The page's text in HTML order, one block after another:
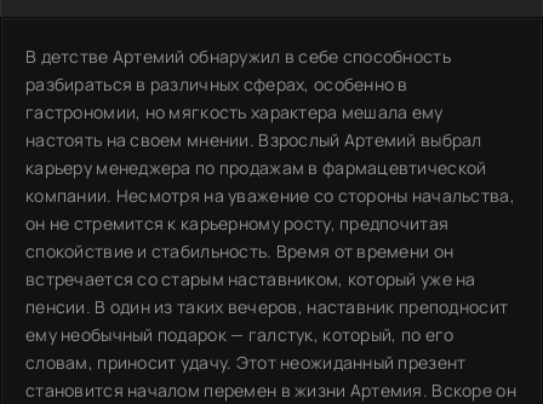
В детстве Артемий обнаружил в себе способность
разбираться в различных сферах, особенно в
гастрономии, но мягкость характера мешала ему
настоять на своем мнении. Взрослый Артемий выбрал
карьеру менеджера по продажам в фармацевтической
компании. Несмотря на уважение со стороны начальства,
он не стремится к карьерному росту, предпочитая
спокойствие и стабильность. Время от времени он
встречается со старым наставником, который уже на
пенсии. В один из таких вечеров, наставник преподносит
ему необычный подарок — галстук, который, по его
словам, приносит удачу. Этот неожиданный презент
становится началом перемен в жизни Артемия. Вскоре он